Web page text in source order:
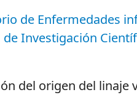
de Enfermedades
Investigación
del origen del linaje